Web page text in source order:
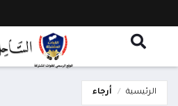
الرئيسية أرجاء